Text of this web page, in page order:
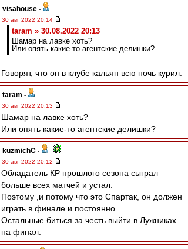
visahouse -
30 авг 2022 20:14
taram » 30.08.2022 20:13
Шамар на лавке хоть?
Или опять какие-то агентские делишки?
Говорят, что он в клубе кальян всю ночь курил.
taram -
30 авг 2022 20:13
Шамар на лавке хоть?
Или опять какие-то агентские делишки?
kuzmichC -
30 авг 2022 20:12
Обладатель КР прошлого сезона сыграл
больше всех матчей и устал.
Поэтому ,и потому что это Спартак, он должен
играть в финале и постоянно.
Остальные биться за честь выйти в Лужниках
на финал.